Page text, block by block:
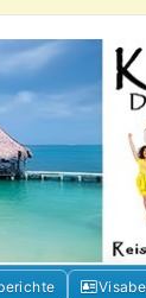
grosse
und Visum in